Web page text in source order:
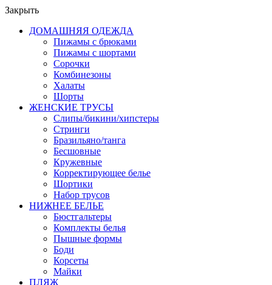
Закрыть
ДОМАШНЯЯ ОДЕЖДА
Пижамы с брюками
Пижамы с шортами
Сорочки
Комбинезоны
Халаты
Шорты
ЖЕНСКИЕ ТРУСЫ
Слипы/бикини/хипстеры
Стринги
Бразильяно/танга
Бесшовные
Кружевные
Корректирующее белье
Шортики
Набор трусов
НИЖНЕЕ БЕЛЬЕ
Бюстгальтеры
Комплекты белья
Пышные формы
Боди
Корсеты
Майки
ПЛЯЖ